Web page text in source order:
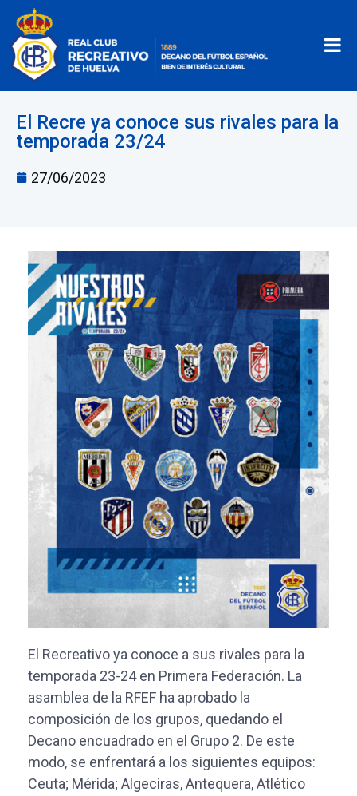
El Recre ya conoce sus rivales para la
temporada 23/24
27/06/2023
El Recreativo ya conoce a sus rivales para la
temporada 23-24 en Primera Federación. La
asamblea de la RFEF ha aprobado la
composición de los grupos, quedando el
Decano encuadrado en el Grupo 2. De este
modo, se enfrentará a los siguientes equipos:
Ceuta; Mérida; Algeciras, Antequera, Atlético